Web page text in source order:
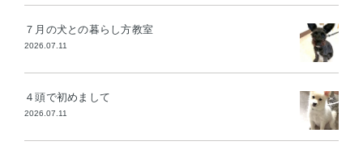
７月の犬との暮らし方教室
2026.07.11
４頭で初めまして
2026.07.11